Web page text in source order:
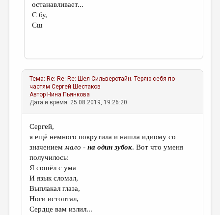
останавливает...
С бу,
Сш
Тема: Re: Re: Re: Шел Сильверстайн. Теряю себя по
частям Сергей Шестаков
Автор Нина Пьянкова
Дата и время: 25.08.2019, 19:26:20
Сергей,
я ещё немного покрутила и нашла идиому со
значением мало -на один зубок. Вот что уменя
получилось:
Я сошёл с ума
И язык сломал,
Выплакал глаза,
Ноги истоптал,
Сердце вам излил...